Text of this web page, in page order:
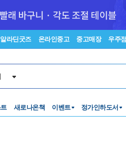
알라딘굿즈 온라인중고 중고매장 우주점
새로나온책 이벤트 정가인하도서